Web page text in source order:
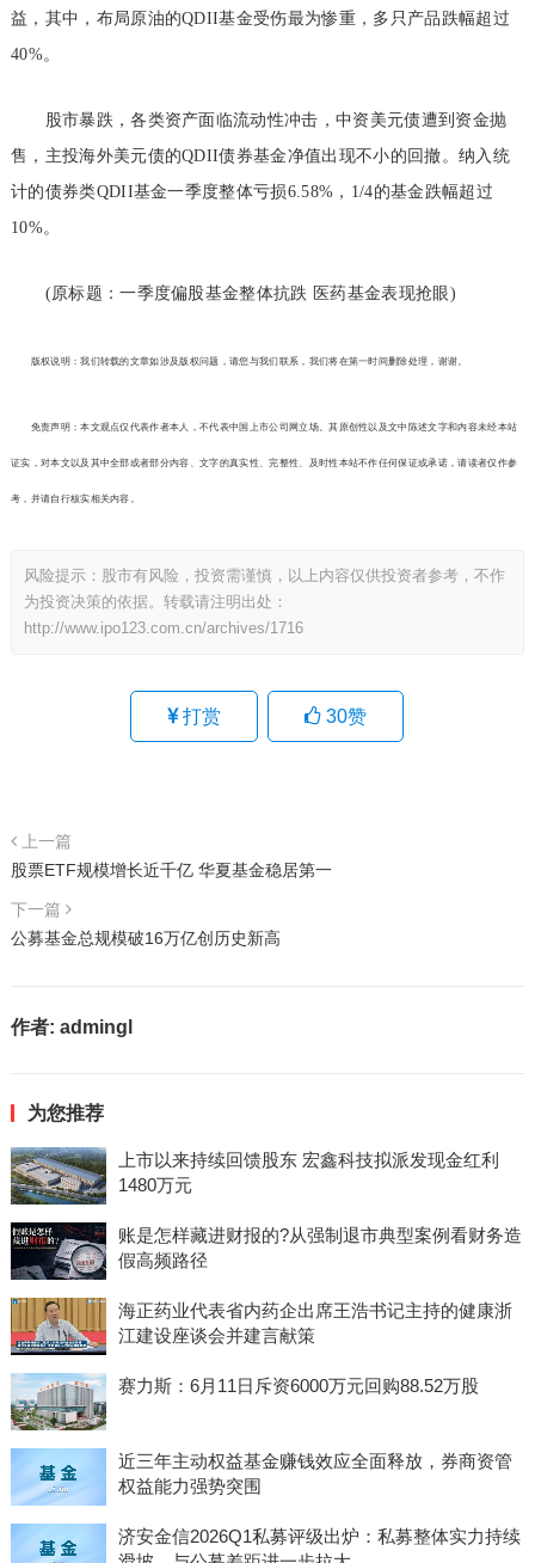
益，其中，布局原油的QDII基金受伤最为惨重，多只产品跌幅超过
40%。
股市暴跌，各类资产面临流动性冲击，中资美元债遭到资金抛
售，主投海外美元债的QDII债券基金净值出现不小的回撤。纳入统
计的债券类QDII基金一季度整体亏损6.58%，1/4的基金跌幅超过
10%。
(原标题：一季度偏股基金整体抗跌 医药基金表现抢眼)
版权说明：我们转载的文章如涉及版权问题，请您与我们联系，我们将在第一时间删除处理，谢谢。
免责声明：本文观点仅代表作者本人，不代表中国上市公司网立场。其原创性以及文中陈述文字和内容未经本站
证实，对本文以及其中全部或者部分内容、文字的真实性、完整性、及时性本站不作任何保证或承诺，请读者仅作参
考，并请自行核实相关内容。
风险提示：股市有风险，投资需谨慎，以上内容仅供投资者参考，不作
为投资决策的依据。转载请注明出处：
http://www.ipo123.com.cn/archives/1716
打赏 30赞
上一篇
股票ETF规模增长近千亿 华夏基金稳居第一
下一篇
公募基金总规模破16万亿创历史新高
作者: admingl
为您推荐
上市以来持续回馈股东 宏鑫科技拟派发现金红利
1480万元
账是怎样藏进财报的?从强制退市典型案例看财务造
假高频路径
海正药业代表省内药企出席王浩书记主持的健康浙
江建设座谈会并建言献策
赛力斯：6月11日斥资6000万元回购88.52万股
近三年主动权益基金赚钱效应全面释放，券商资管
权益能力强势突围
济安金信2026Q1私募评级出炉：私募整体实力持续